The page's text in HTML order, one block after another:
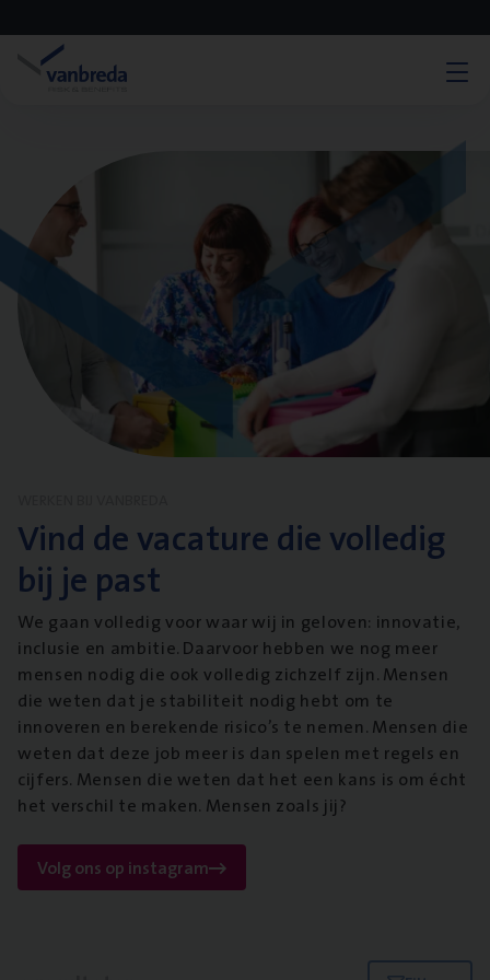
Vind de vacature die volledig
bij je past
We gaan volledig voor waar wij in geloven: innovatie,
inclusie en ambitie. Daarvoor hebben we nog meer
mensen nodig die ook volledig zichzelf zijn. Mensen
die weten dat je stabiliteit nodig hebt om te
innoveren en berekende risico’s te nemen. Mensen die
weten dat deze job meer is dan spelen met regels en
cijfers. Mensen die weten dat het een kans is om écht
het verschil te maken. Mensen zoals jij?
Volg ons op instagram